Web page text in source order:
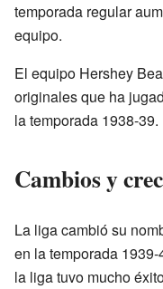
temporada regular
equipo.
El equipo Hershey
originales que ha
la temporada 1938-39.
Cambios y
La liga cambió su
en la temporada
la liga tuvo mucho